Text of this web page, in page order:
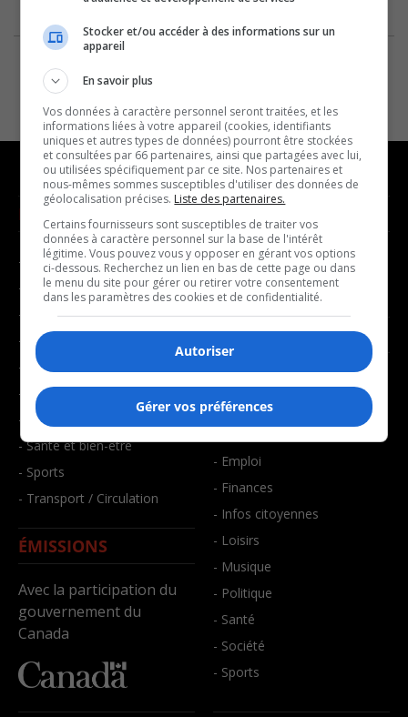
NOUVELLES
- Affaires municipales
- Communauté / Social
- Culture
- Économie
- Éducation
- Environnement
- Faits divers
- Santé et bien-être
- Sports
- Transport / Circulation
ÉMISSIONS
Avec la participation du
gouvernement du
Canada
MUSIQUE
- Décompte franco
- Joué récemment
BALADOS
- Art de vivre
- Emploi
- Finances
- Infos citoyennes
- Loisirs
- Musique
- Politique
- Santé
- Société
- Sports
Stocker et/ou accéder à des informations sur un
appareil
En savoir plus
Vos données à caractère personnel seront traitées, et les
informations liées à votre appareil (cookies, identifiants
uniques et autres types de données) pourront être stockées
et consultées par 66 partenaires, ainsi que partagées avec lui,
ou utilisées spécifiquement par ce site. Nos partenaires et
nous-mêmes sommes susceptibles d'utiliser des données de
géolocalisation précises. Liste des partenaires.
Certains fournisseurs sont susceptibles de traiter vos
données à caractère personnel sur la base de l'intérêt
légitime. Vous pouvez vous y opposer en gérant vos options
ci-dessous. Recherchez un lien en bas de cette page ou dans
le menu du site pour gérer ou retirer votre consentement
dans les paramètres des cookies et de confidentialité.
Autoriser
Gérer vos préférences